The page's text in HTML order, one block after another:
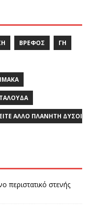
ΒΡΈΦΟΣ ΓΗ
ΑΛΛΟ ΠΛΑΝΗΤΗ
περιστατικό στενής